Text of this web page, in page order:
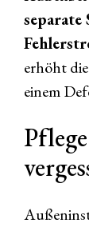
erhöht
einem